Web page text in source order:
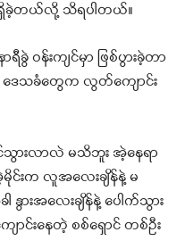
ခဲ့တယ်လို့ သိရပါတယ်။
ဝန်းကျင်မှာ ဖြစ်ပွားခဲ့တာ
နဲ့ ဒေသခံတွေက လွတ်ကျောင်း
သွားလာလဲ မသိဘူး အဲ့နေရာ
င်းက လူအလေးချိန်နဲ့ မ
နွားအလေးချိန်နဲ့ ပေါက်သွား
ာင်းနေတဲ့ စစ်ရှောင် တစ်ဦး